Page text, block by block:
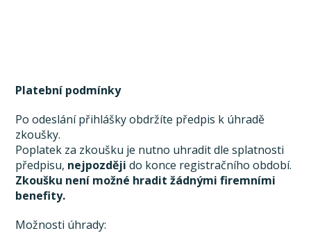
Platební podmínky
Po odeslání přihlášky obdržíte předpis k úhradě
zkoušky.
Poplatek za zkoušku je nutno uhradit dle splatnosti
předpisu, nejpozději do konce registračního období.
Zkoušku není možné hradit žádnými firemními
benefity.
Možnosti úhrady: